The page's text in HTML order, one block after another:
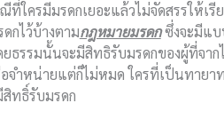
ใครมีมรดกเยอะแล้วไม่จัดสรรให้เ
กไว้บ้างตามกฎหมายมรดกซึ่งจะมีแบ
รรมนั้นจะมีสิทธิรับมรดกของผู้ที่จาก
จำหน่ายแต่ก็ไม่หมด ใครที่เป็นทาย
ทธิ์รับมรดก